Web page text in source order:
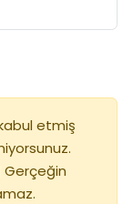
etmiş
Gerçeğin